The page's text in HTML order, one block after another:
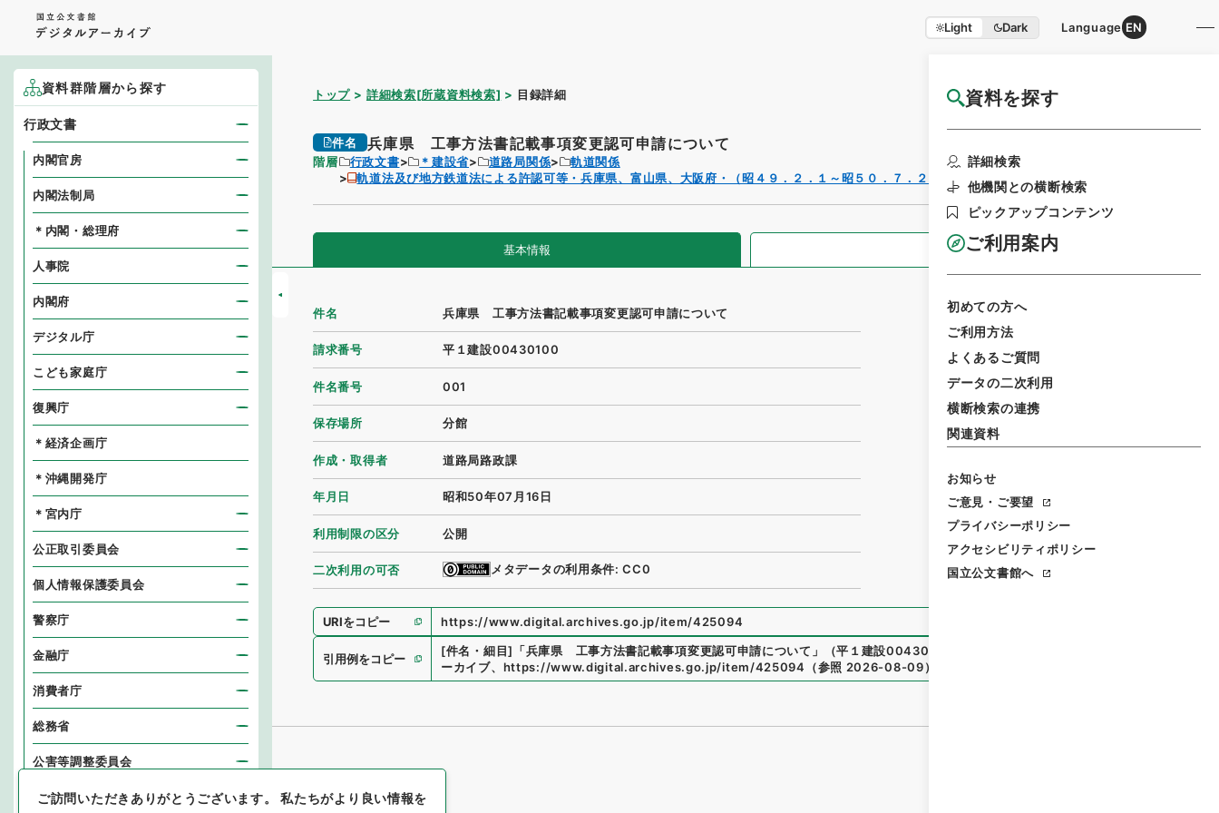
Light Dark Language EN
資料を探す
詳細検索
他機関との横断検索
ピックアップコンテンツ
ご利用案内
初めての方へ
ご利用方法
よくあるご質問
データの二次利用
横断検索の連携
関連資料
お知らせ
ご意見・ご要望
プライバシーポリシー
アクセシビリティポリシー
国立公文書館へ
トップ 詳細検索[所蔵資料検索] 目録詳細 国立公文書館HP利用案内
件名 兵庫県 工事方法書記載事項変更認可申請について
階層 行政文書 ＊建設省 道路局関係
軌道関係
軌道法及び地方鉄道法による許認可等・兵庫県、富山県、大阪府・（昭４９．２．１～昭５０．７．２５）
基本情報 全ての情報
件名 兵庫県 工事方法書記載事項変更認可申請について
請求番号 平１建設00430100
件名番号 001
保存場所 分館
作成・取得者 道路局路政課
年月日 昭和50年07月16日
利用制限の区分 公開
二次利用の可否 メタデータの利用条件: CC0
URIをコピー https://www.digital.archives.go.jp/item/425094
引用例をコピー
[件名・細目] 「兵庫県 工事方法書記載事項変更認可申請について 」 （平１建設00430100-00100
ーカイブ、 https://www.digital.archives.go.jp/item/425094 （参照 2026-08-09）
資料群階層から探す
行政文書
内閣官房
内閣法制局
＊内閣・総理府
人事院
内閣府
デジタル庁
こども家庭庁
復興庁
＊経済企画庁
＊沖縄開発庁
＊宮内庁
公正取引委員会
個人情報保護委員会
警察庁
金融庁
消費者庁
総務省
公害等調整委員会
消防庁
ご訪問いただきありがとうございます。私たちがより良い情報を